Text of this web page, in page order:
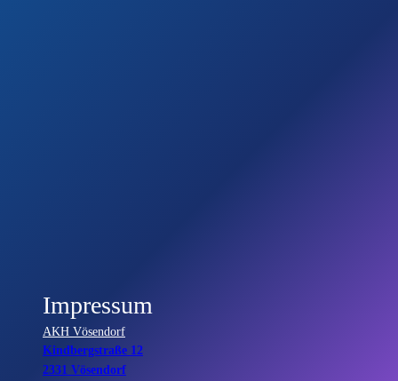
Impressum
AKH Vösendorf
Kindbergstraße 12
2331 Vösendorf